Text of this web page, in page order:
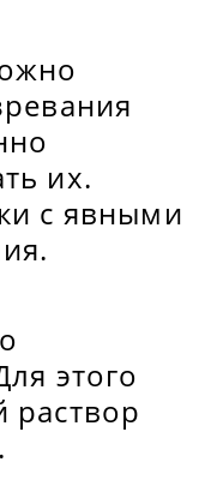
их.
с явными
этого
раствор